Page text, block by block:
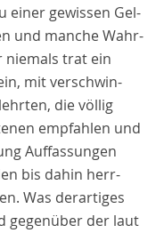
einer gewissen Gel-
und manche Wahr-
niemals trat ein
mit verschwin-
die völlig
empfahlen und
Auffassungen
bis dahin herr-
Was derartiges
gegenüber der laut